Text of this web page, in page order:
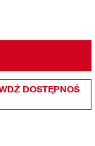
DOSTĘPNOŚ